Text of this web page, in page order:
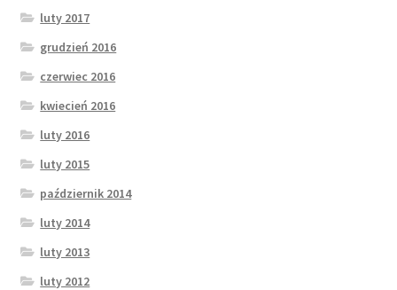
luty 2017
grudzień 2016
czerwiec 2016
kwiecień 2016
luty 2016
luty 2015
październik 2014
luty 2014
luty 2013
luty 2012